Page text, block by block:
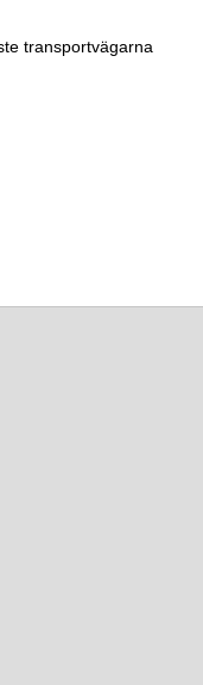
transportvägarna